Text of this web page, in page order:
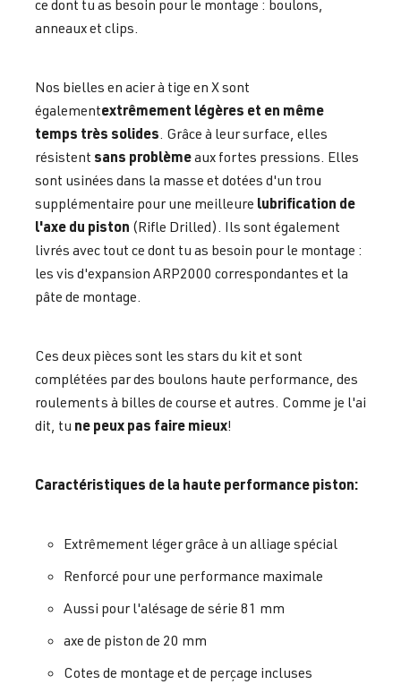
ce dont tu as besoin pour le montage : boulons,
anneaux et clips.
Nos bielles en acier à tige en X sont
égalementextrêmement légères et en même
temps très solides . Grâce à leur surface, elles
résistent sans problèmeaux fortes pressions. Elles
sont usinées dans la masse et dotées d'un trou
supplémentaire pour une meilleure lubrification de
l'axe du piston (Rifle Drilled). Ils sont également
livrés avec tout ce dont tu as besoin pour le montage :
les vis d'expansion ARP2000 correspondantes et la
pâte de montage.
Ces deux pièces sont les stars du kit et sont
complétées par des boulons haute performance, des
roulements à billes de course et autres. Comme je l'ai
dit, tu ne peux pas faire mieux!
Caractéristiques de la haute performance piston:
Extrêmement léger grâce à un alliage spécial
Renforcé pour une performance maximale
Aussi pour l'alésage de série 81 mm
axe de piston de 20 mm
Cotes de montage et de perçage incluses